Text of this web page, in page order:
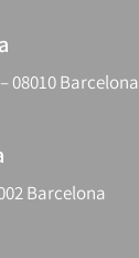
08010 Barcelona
Barcelona